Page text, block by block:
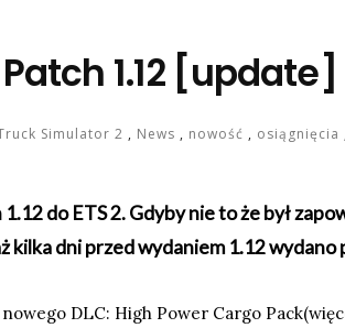
Patch 1.12 [update]
Simulator 2 , News , nowość , osiągnięcia
do ETS 2. Gdyby nie to że był
kilka dni przed wydaniem 1.12 wydano
DLC: High Power Cargo